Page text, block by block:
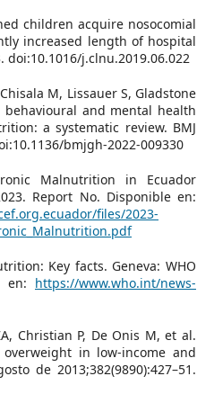
children acquire nosocomial
increased length of hospital
doi:10.1016/j.clnu.2019.06.022
M, Lissauer S, Gladstone
and mental health
a systematic review. BMJ
bmjgh-2022-009330
Malnutrition in Ecuador
Report No. Disponible en:
files/2023-
Key facts. Geneva: WHO
en: https://www.who.int/news-
Christian P, De Onis M, et al.
in low-income and
de 2013;382(9890):427–51.